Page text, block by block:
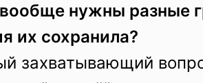
нужны разные
их сохранила?
захватывающий